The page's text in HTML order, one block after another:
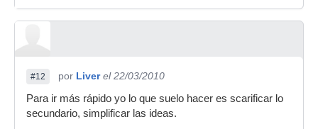
#12 por Liver el 22/03/2010
Para ir más rápido yo lo que suelo hacer es scarificar lo
secundario, simplificar las ideas.